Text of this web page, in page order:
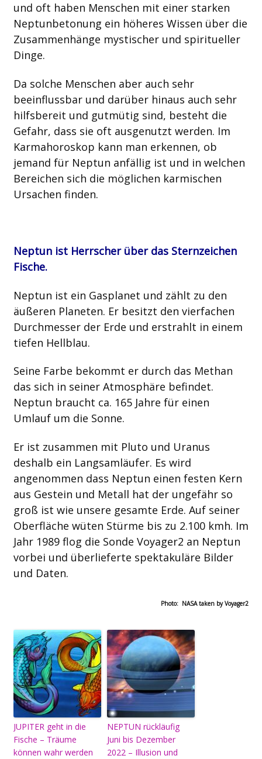
und oft haben Menschen mit einer starken
Neptunbetonung ein höheres Wissen über die
Zusammenhänge mystischer und spiritueller
Dinge.
Da solche Menschen aber auch sehr
beeinflussbar und darüber hinaus auch sehr
hilfsbereit und gutmütig sind, besteht die
Gefahr, dass sie oft ausgenutzt werden. Im
Karmahoroskop kann man erkennen, ob
jemand für Neptun anfällig ist und in welchen
Bereichen sich die möglichen karmischen
Ursachen finden.
Neptun ist Herrscher über das Sternzeichen
Fische.
Neptun ist ein Gasplanet und zählt zu den
äußeren Planeten. Er besitzt den vierfachen
Durchmesser der Erde und erstrahlt in einem
tiefen Hellblau.
Seine Farbe bekommt er durch das Methan
das sich in seiner Atmosphäre befindet.
Neptun braucht ca. 165 Jahre für einen
Umlauf um die Sonne.
Er ist zusammen mit Pluto und Uranus
deshalb ein Langsamläufer. Es wird
angenommen dass Neptun einen festen Kern
aus Gestein und Metall hat der ungefähr so
groß ist wie unsere gesamte Erde. Auf seiner
Oberfläche wüten Stürme bis zu 2.100 kmh. Im
Jahr 1989 flog die Sonde Voyager2 an Neptun
vorbei und überlieferte spektakuläre Bilder
und Daten.
Photo: NASA taken by Voyager2
JUPITER geht in die
Fische – Träume
können wahr werden
NEPTUN rückläufig
Juni bis Dezember
2022 – Illusion und